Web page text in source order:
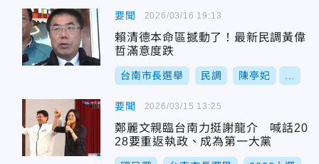
要聞
賴清德本命區撼動了！最新民調黃偉
哲滿意度跌
台南市長選舉 民調 陳亭妃
2026/03/16 19:13
要聞
鄭麗文親臨台南力挺謝龍介 喊話20
28要重返執政、成為第一大黨
2026/03/15 13:25